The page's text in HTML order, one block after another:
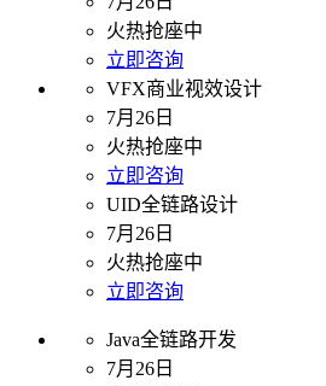
火热抢座中
立即咨询
VFX商业视效设计
7月26日
火热抢座中
立即咨询
UID全链路设计
7月26日
火热抢座中
立即咨询
Java全链路开发
7月26日